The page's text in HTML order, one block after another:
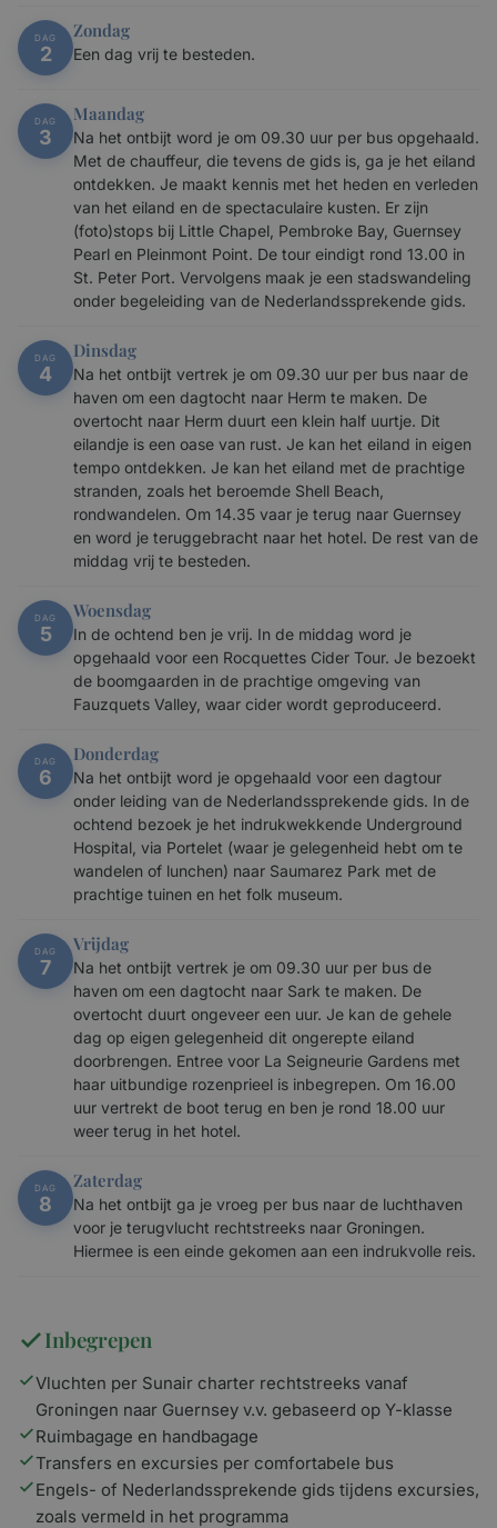
DAG
2
Zondag
Een dag vrij te besteden.
DAG
3
Maandag
Na het ontbijt word je om 09.30 uur per bus opgehaald.
Met de chauffeur, die tevens de gids is, ga je het eiland
ontdekken. Je maakt kennis met het heden en verleden
van het eiland en de spectaculaire kusten. Er zijn
(foto)stops bij Little Chapel, Pembroke Bay, Guernsey
Pearl en Pleinmont Point. De tour eindigt rond 13.00 in
St. Peter Port. Vervolgens maak je een stadswandeling
onder begeleiding van de Nederlandssprekende gids.
DAG
4
Dinsdag
Na het ontbijt vertrek je om 09.30 uur per bus naar de
haven om een dagtocht naar Herm te maken. De
overtocht naar Herm duurt een klein half uurtje. Dit
eilandje is een oase van rust. Je kan het eiland in eigen
tempo ontdekken. Je kan het eiland met de prachtige
stranden, zoals het beroemde Shell Beach,
rondwandelen. Om 14.35 vaar je terug naar Guernsey
en word je teruggebracht naar het hotel. De rest van de
middag vrij te besteden.
DAG
5
Woensdag
In de ochtend ben je vrij. In de middag word je
opgehaald voor een Rocquettes Cider Tour. Je bezoekt
de boomgaarden in de prachtige omgeving van
Fauzquets Valley, waar cider wordt geproduceerd.
DAG
6
Donderdag
Na het ontbijt word je opgehaald voor een dagtour
onder leiding van de Nederlandssprekende gids. In de
ochtend bezoek je het indrukwekkende Underground
Hospital, via Portelet (waar je gelegenheid hebt om te
wandelen of lunchen) naar Saumarez Park met de
prachtige tuinen en het folk museum.
DAG
7
Vrijdag
Na het ontbijt vertrek je om 09.30 uur per bus de
haven om een dagtocht naar Sark te maken. De
overtocht duurt ongeveer een uur. Je kan de gehele
dag op eigen gelegenheid dit ongerepte eiland
doorbrengen. Entree voor La Seigneurie Gardens met
haar uitbundige rozenprieel is inbegrepen. Om 16.00
uur vertrekt de boot terug en ben je rond 18.00 uur
weer terug in het hotel.
DAG
8
Zaterdag
Na het ontbijt ga je vroeg per bus naar de luchthaven
voor je terugvlucht rechtstreeks naar Groningen.
Hiermee is een einde gekomen aan een indrukvolle reis.
Inbegrepen
Vluchten per Sunair charter rechtstreeks vanaf
Groningen naar Guernsey v.v. gebaseerd op Y-klasse
Ruimbagage en handbagage
Transfers en excursies per comfortabele bus
Engels- of Nederlandssprekende gids tijdens excursies,
zoals vermeld in het programma